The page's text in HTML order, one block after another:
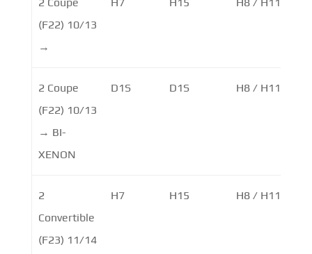
(F22) 10/13
→
2 Coupe
(F22) 10/13
→ BI-
XENON
D1S D1S H8 / H11
2
Convertible
(F23) 11/14
H7 H15 H8 / H11